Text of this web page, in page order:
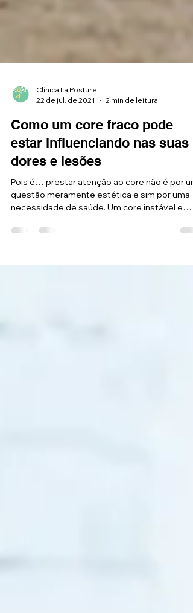
22 de jul. de 2021
2 min de leitura
Como um core fraco pode
estar influenciando nas suas
dores e lesões
Pois é… prestar atenção ao core não é por
necessidade de saúde. Um core instável e